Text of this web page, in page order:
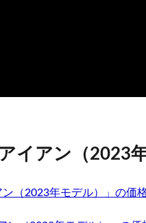
イアン（2023
（2023年モデル）」の価